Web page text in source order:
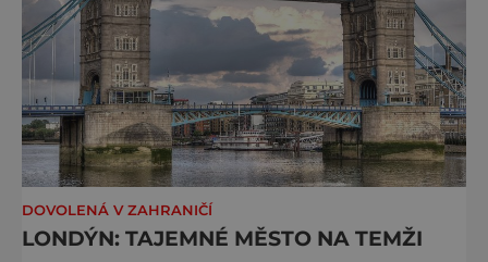
DOVOLENÁ V ZAHRANIČÍ
LONDÝN: TAJEMNÉ MĚSTO NA TEMŽI